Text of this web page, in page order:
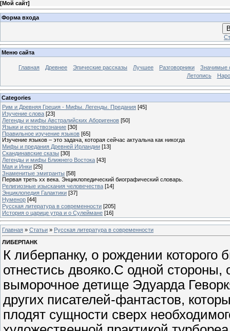
[Мой сайт]
Форма входа
Меню сайта
Главная Древнее Эпические рассказы Лучшее Разговорники
Значимые
Летопись
Categories
Рим и Древняя Греция - Мифы. Легенды. Предания [45]
Изучение слова [23]
Легенды и мифы Австралийских Аборигенов [50]
Языки и естествознание [30]
Правильное изучение языков [65]
Изучение языков – это задача, которая сейчас актуальна как никогда
Мифы и предания Древней Ирландии [13]
Скандинавские сказы [30]
Легенды и мифы Ближнего Востока [43]
Мая и Инки [25]
Знаменитые эмигранты [58]
Первая треть xx века. Энциклопедический биографический словарь.
Религиозные изыскания человечества [14]
Энциклопедия Галактики [37]
Нуменор [44]
Русская литература в современности [205]
История о царице утра и о Сулеймане [16]
Главная » Статьи » Русская литература в современности
ЛИБЕРПАНК
К либерпанку, о рождении
отнестись двояко.С одной стороны,
выморочное детище Эдуарда
других писателей-фантастов,
плодят сущности сверх